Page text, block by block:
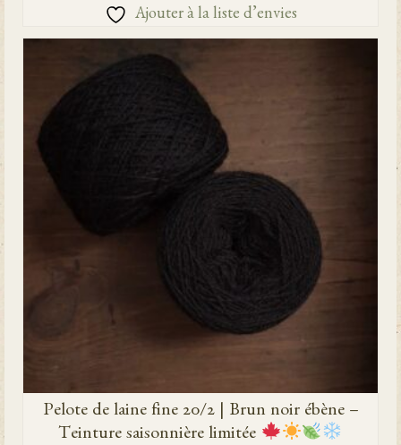
Ajouter à la liste d’envies
Pelote de laine fine 20/2 | Brun noir ébène –
Teinture saisonnière limitée